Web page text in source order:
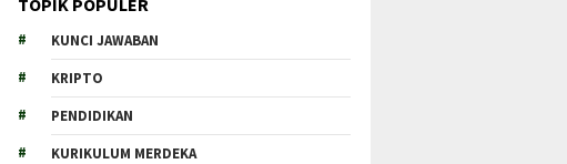
KUNCI JAWABAN
KRIPTO
PENDIDIKAN
KURIKULUM MERDEKA